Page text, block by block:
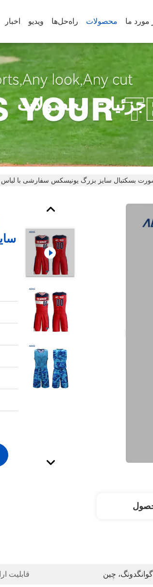
مورد ما محصولات راه‌حل‌ها ویدیو اخبار
جزئیات محصولات
بسکتبال سایز بزرگ یونیسکس سفارشی با
گوانگدونگ، چین قابلیت